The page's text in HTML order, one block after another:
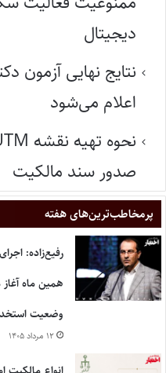
دیجیتال
اعلام می‌شود
صدور سند مالکیت
پر‌مخاطب‌ترین‌های هفته
رفیع‌زاده:
همین ماه
وضعیت
۱۲ مرداد ۱۴۰۵